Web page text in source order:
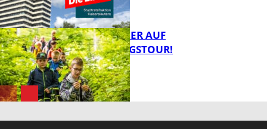
FB News
MIT DEM JÄGER AUF
ENTDECKUNGSTOUR!